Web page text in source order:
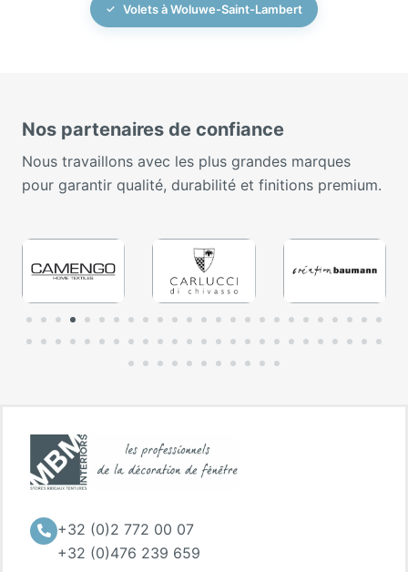
Volets à Woluwe-Saint-Lambert
Nos partenaires de confiance
Nous travaillons avec les plus grandes marques
pour garantir qualité, durabilité et finitions premium.
+32 (0)2 772 00 07
+32 (0)476 239 659